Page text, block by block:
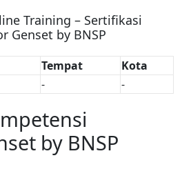
Training – Sertifikasi
Genset by BNSP
Tempat
Kota
- -
by BNSP